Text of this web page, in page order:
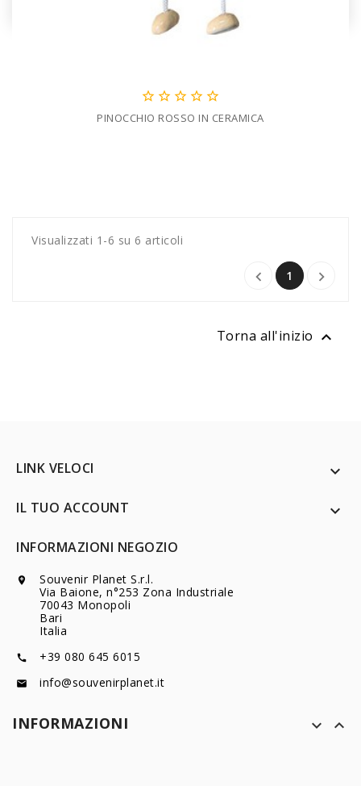
    
PINOCCHIO ROSSO IN CERAMICA
Visualizzati 1-6 su 6 articoli
 1 
Torna all'inizio 
LINK VELOCI 
IL TUO ACCOUNT 
INFORMAZIONI NEGOZIO

Souvenir Planet S.r.l.
Via Baione, n°253 Zona Industriale
70043 Monopoli
Bari
Italia
 +39 080 645 6015
 info@souvenirplanet.it
INFORMAZIONI  